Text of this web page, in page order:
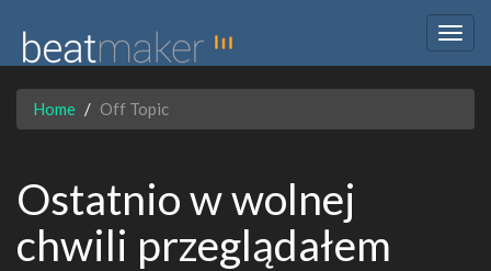
Home Off Topic
Ostatnio w wolnej
chwili przeglądałem